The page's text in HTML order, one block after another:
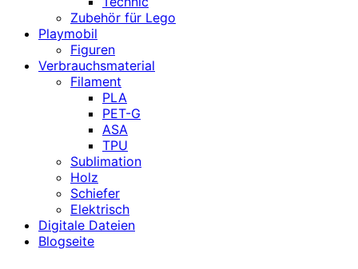
Zubehör für Lego
Playmobil
Figuren
Verbrauchsmaterial
Filament
PLA
PET-G
ASA
TPU
Sublimation
Holz
Schiefer
Elektrisch
Digitale Dateien
Blogseite